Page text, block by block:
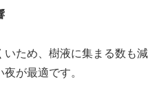
いため、樹液に集まる数も減
が最適です。